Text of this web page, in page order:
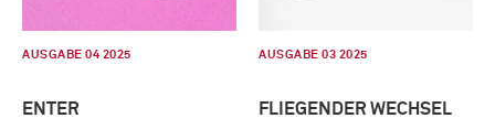
AUSGABE 04 2025
ENTER
AUSGABE 03 2025
FLIEGENDER WECHSEL